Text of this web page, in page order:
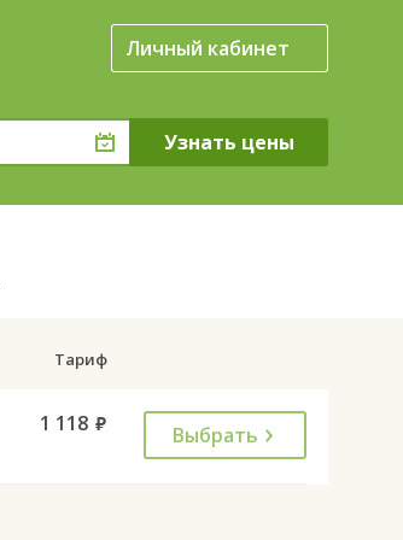
Личный кабинет
Тариф
1 118 руб. Выбрать